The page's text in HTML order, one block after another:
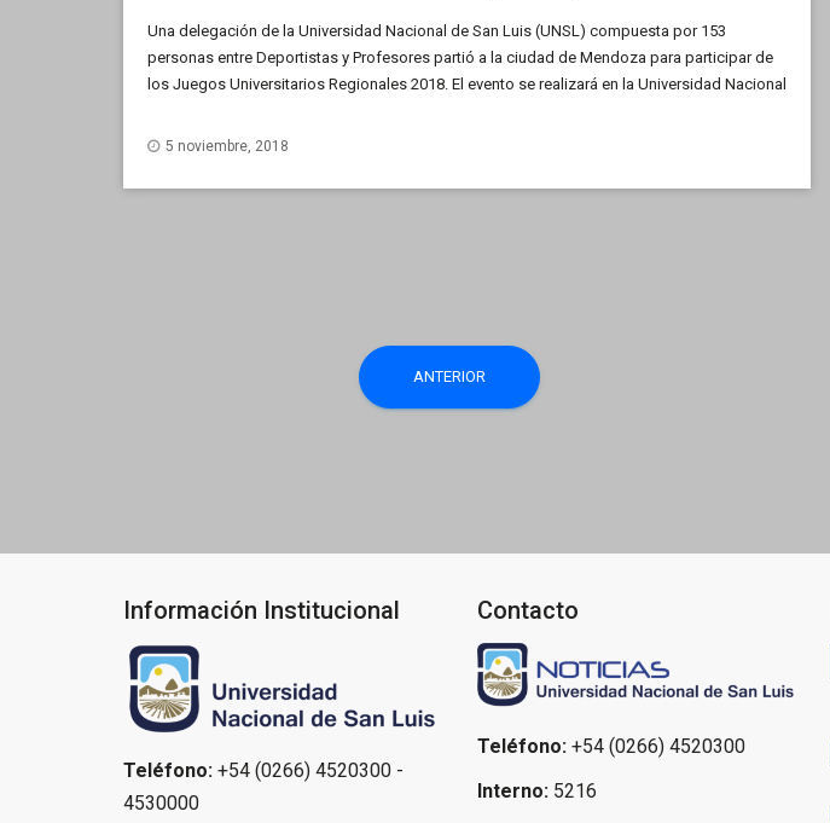
Una delegación de la Universidad Nacional de San Luis (UNSL) compuesta por 153
personas entre Deportistas y Profesores partió a la ciudad de Mendoza para participar de
los Juegos Universitarios Regionales 2018. El evento se realizará en la Universidad Nacional
5 noviembre, 2018
Navegación
de
ANTERIOR
Información Institucional
Teléfono: +54 (0266) 4520300 -
4530000
Contacto
Teléfono:+54 (0266) 4520300
Interno:5216